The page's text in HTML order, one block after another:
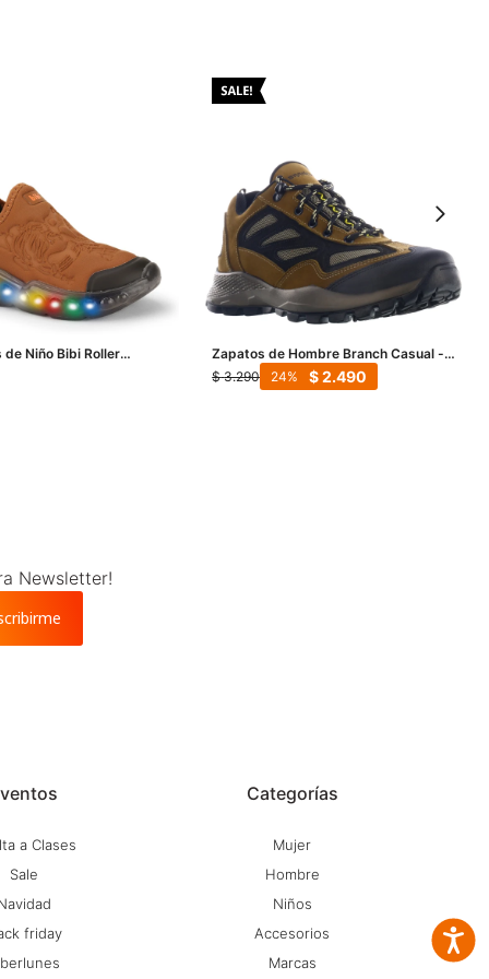
de Niño Bibi Roller
Zapatos de Hombre Branch Casual -
Marrón Cemento (Nobuk)
$ 3.290 $2.490
24
a Clases
Sale
friday
Categorías
Mujer
Hombre
Niños
Accesorios
Marcas
Newsletter!